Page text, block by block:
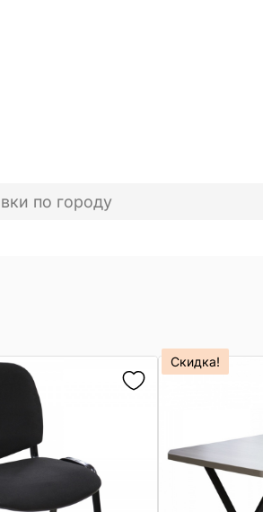
по городу
Скидка!